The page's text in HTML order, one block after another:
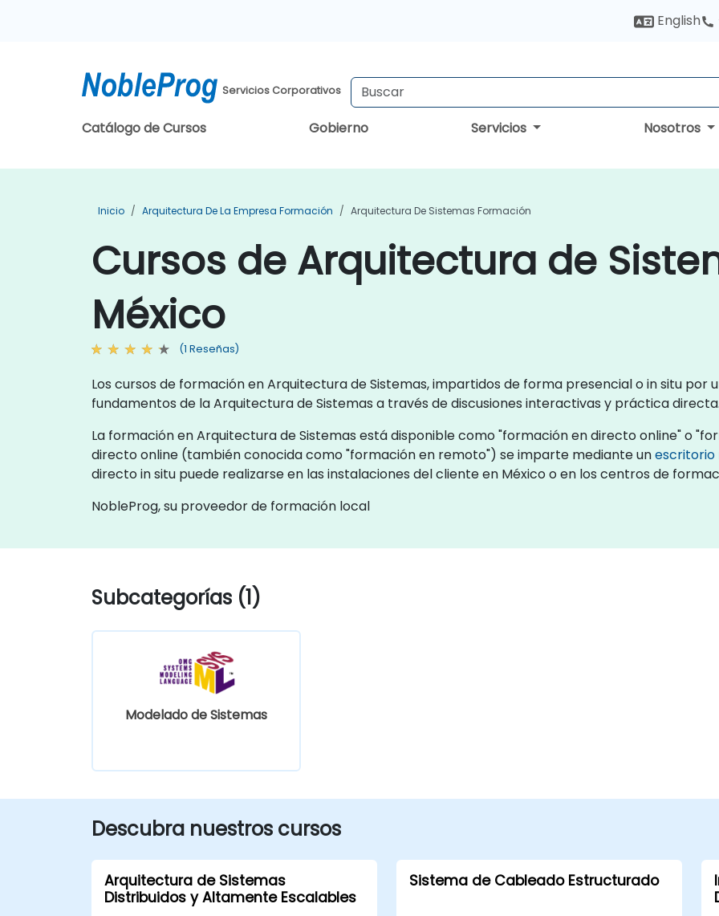
English
Servicios Corporativos
Catálogo de Cursos Gobierno Servicios Nosotros
Inicio Arquitectura De La Empresa Formación Arquitectura De Sistemas Formación
Cursos de Arquitectura de
México
(1 Reseñas)
Los cursos de formación en Arquitectura de Sistemas, impartidos de forma presencial o in situ
fundamentos de la Arquitectura de Sistemas a través de discusiones interactivas y práctica directa.
La formación en Arquitectura de Sistemas está disponible como "formación en directo online" o
directo online (también conocida como "formación en remoto") se imparte mediante un
directo in situ puede realizarse en las instalaciones del cliente en México o en los centros de
NobleProg, su proveedor de formación local
Subcategorías (1)
Modelado de Sistemas
Descubra nuestros cursos
Arquitectura de Sistemas
Distribuidos y Altamente Escalables
Sistema de Cableado Estructurado